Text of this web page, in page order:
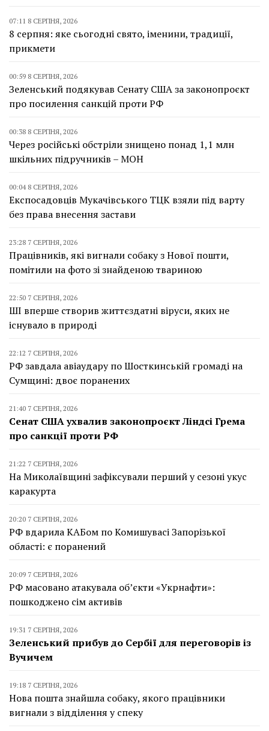
07:11 8 СЕРПНЯ, 2026
8 серпня: яке сьогодні свято, іменини, традиції,
прикмети
00:59 8 СЕРПНЯ, 2026
Зеленський подякував Сенату США за законопроєкт
про посилення санкцій проти РФ
00:38 8 СЕРПНЯ, 2026
Через російські обстріли знищено понад 1,1 млн
шкільних підручників – МОН
00:04 8 СЕРПНЯ, 2026
Експосадовців Мукачівського ТЦК взяли під варту
без права внесення застави
23:28 7 СЕРПНЯ, 2026
Працівників, які вигнали собаку з Нової пошти,
помітили на фото зі знайденою твариною
22:50 7 СЕРПНЯ, 2026
ШІ вперше створив життєздатні віруси, яких не
існувало в природі
22:12 7 СЕРПНЯ, 2026
РФ завдала авіаудару по Шосткинській громаді на
Сумщині: двоє поранених
21:40 7 СЕРПНЯ, 2026
Сенат США ухвалив законопроєкт Ліндсі Грема
про санкції проти РФ
21:22 7 СЕРПНЯ, 2026
На Миколаївщині зафіксували перший у сезоні укус
каракурта
20:20 7 СЕРПНЯ, 2026
РФ вдарила КАБом по Комишувасі Запорізької
області: є поранений
20:09 7 СЕРПНЯ, 2026
РФ масовано атакувала об’єкти «Укрнафти»:
пошкоджено сім активів
19:31 7 СЕРПНЯ, 2026
Зеленський прибув до Сербії для переговорів із
Вучичем
19:18 7 СЕРПНЯ, 2026
Нова пошта знайшла собаку, якого працівники
вигнали з відділення у спеку